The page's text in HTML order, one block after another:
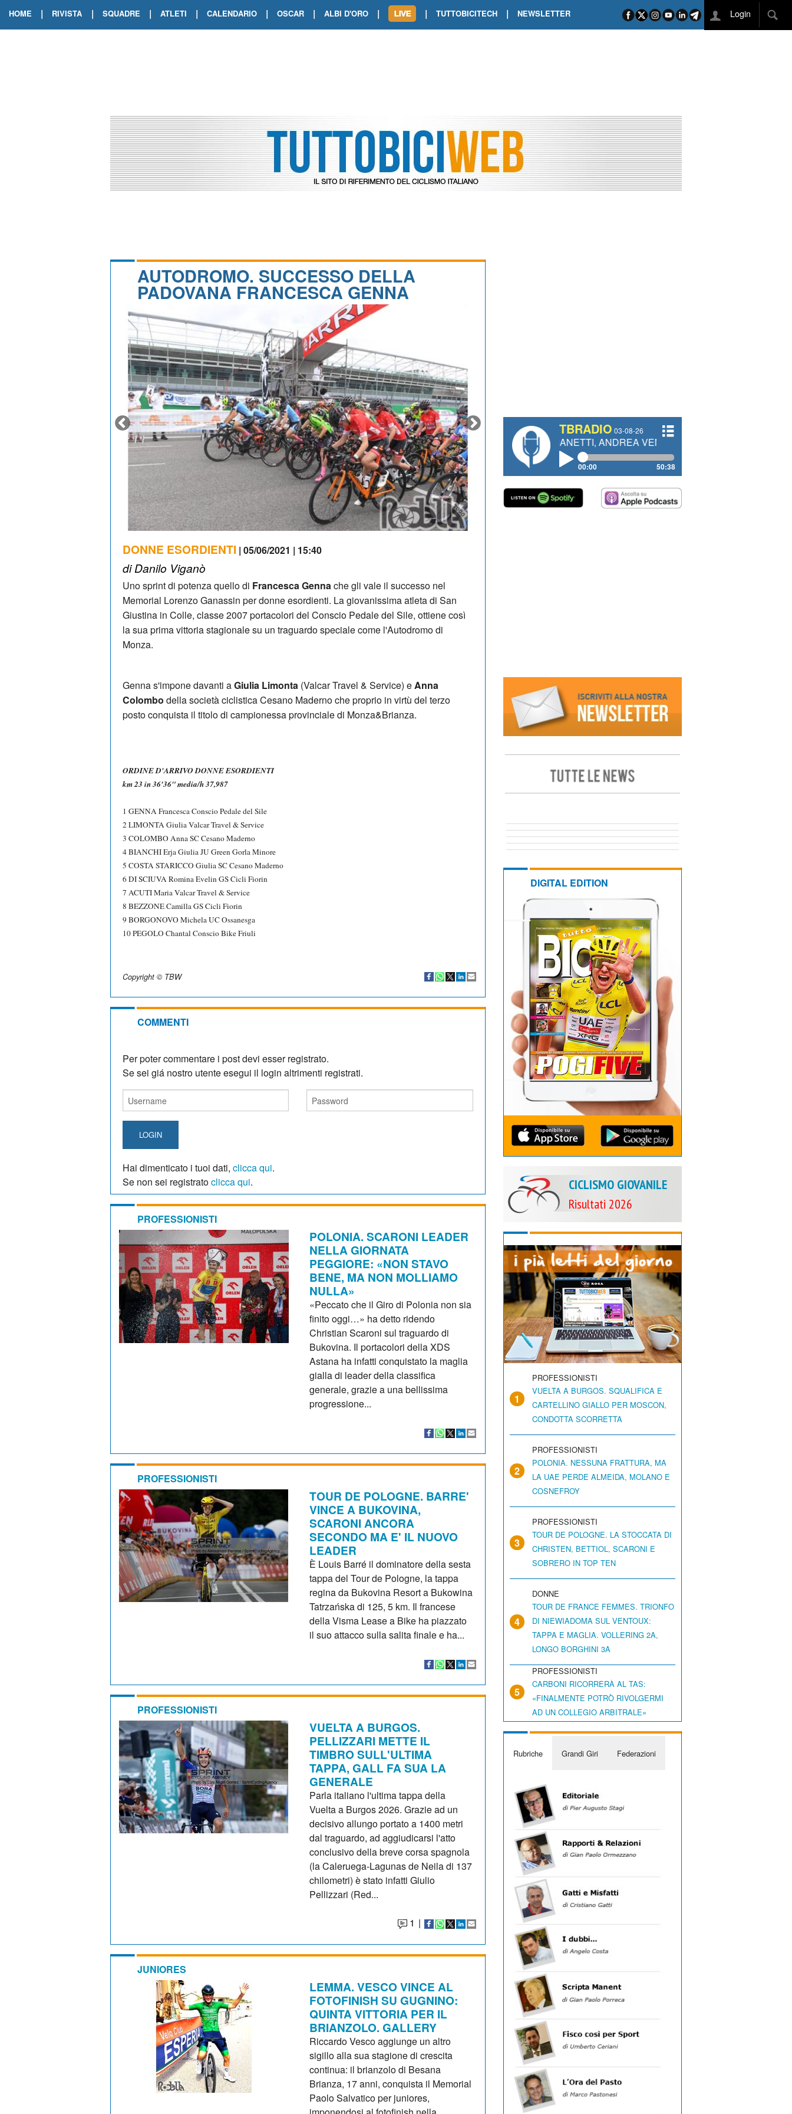
HOME | RIVISTA | SQUADRE | ATLETI | CALENDARIO | OSCAR | ALBI D'ORO |
TOUR DE FRANCE. ORCIERES-MERLETTE INCORONA CARAPAZ
TOUR DE FRANCE. A VOIRON TRIONFO DI PHILIPSEN SU SCHMID E KOOIJ
| TUTTOBICITECH | NEWSLETTER Login
AUTODROMO. SUCCESSO DELLA
PADOVANA FRANCESCA GENNA
DONNE ESORDIENTI | 05/06/2021 | 15:40
di Danilo Viganò
Uno sprint di potenza quello di Francesca Gennache gli vale il successo nel
Memorial Lorenzo Ganassin per donne esordienti. La giovanissima atleta di San
Giustina in Colle, classe 2007 portacolori del Conscio Pedale del Sile, ottiene così
la sua prima vittoria stagionale su un traguardo speciale come l'Autodromo di
Monza.
Genna s'impone davanti aGiulia Limonta (Valcar Travel & Service) eAnna
Colombo della società ciclistica Cesano Maderno che proprio in virtù del terzo
posto conquista il titolo di campionessa provinciale di Monza&Brianza.
ORDINE D'ARRIVO DONNE ESORDIENTI
km 23 in 36'36" media/h 37,987
1 GENNA Francesca Conscio Pedale del Sile
2 LIMONTA Giulia Valcar Travel & Service
3 COLOMBO Anna SC Cesano Maderno
4 BIANCHI Erja Giulia JU Green Gorla Minore
5 COSTA STARICCO Giulia SC Cesano Maderno
6 DI SCIUVA Romina Evelin GS Cicli Fiorin
7 ACUTI Maria Valcar Travel & Service
8 BEZZONE Camilla GS Cicli Fiorin
9 BORGONOVO Michela UC Ossanesga
10 PEGOLO Chantal Conscio Bike Friuli
Copyright © TBW
COMMENTI
Per poter commentare i post devi esser registrato.
Se sei giá nostro utente esegui il login altrimenti registrati.
LOGIN
Hai dimenticato i tuoi dati, clicca qui.
Se non sei registratoclicca qui.
PROFESSIONISTI
POLONIA. SCARONI LEADER
NELLA GIORNATA
PEGGIORE: «NON STAVO
BENE, MA NON MOLLIAMO
NULLA»
«Peccato che il Giro di Polonia non sia
finito oggi…» ha detto ridendo
Christian Scaroni sul traguardo di
Bukovina. Il portacolori della XDS
Astana ha infatti conquistato la maglia
gialla di leader della classifica
generale, grazie a una bellissima
progressione...
PROFESSIONISTI
TOUR DE POLOGNE. BARRE'
VINCE A BUKOVINA,
SCARONI ANCORA
SECONDO MA E' IL NUOVO
LEADER
È Louis Barré il dominatore della sesta
tappa del Tour de Pologne, la tappa
regina da Bukovina Resort a Bukowina
Tatrzańska di 125, 5 km. Il francese
della Visma Lease a Bike ha piazzato
il suo attacco sulla salita finale e ha...
PROFESSIONISTI
VUELTA A BURGOS.
PELLIZZARI METTE IL
TIMBRO SULL'ULTIMA
TAPPA, GALL FA SUA LA
GENERALE
Parla italiano l'ultima tappa della
Vuelta a Burgos 2026. Grazie ad un
decisivo allungo portato a 1400 metri
dal traguardo, ad aggiudicarsi l'atto
conclusivo della breve corsa spagnola
(la Caleruega-Lagunas de Neila di 137
chilometri) è stato infatti Giulio
Pellizzari (Red...
1 |
JUNIORES
LEMMA. VESCO VINCE AL
FOTOFINISH SU GUGNINO:
QUINTA VITTORIA PER IL
BRIANZOLO. GALLERY
Riccardo Vesco aggiunge un altro
sigillo alla sua stagione di crescita
continua: il brianzolo di Besana
Brianza, 17 anni, conquista il Memorial
Paolo Salvatico per juniores,
TBRADIO 03-08-26
#334 CHARLY WEGELIUS, MAURO GIANETTI, ANDREA VENDRAME, FILIPPO FIORELLI
00:00 50:38
DIGITAL EDITION
CICLISMO GIOVANILE
Risultati 2026
1
PROFESSIONISTI
VUELTA A BURGOS. SQUALIFICA E
CARTELLINO GIALLO PER MOSCON,
CONDOTTA SCORRETTA
2
PROFESSIONISTI
POLONIA. NESSUNA FRATTURA, MA
LA UAE PERDE ALMEIDA, MOLANO E
COSNEFROY
3
PROFESSIONISTI
TOUR DE POLOGNE. LA STOCCATA DI
CHRISTEN, BETTIOL, SCARONI E
SOBRERO IN TOP TEN
4
DONNE
TOUR DE FRANCE FEMMES. TRIONFO
DI NIEWIADOMA SUL VENTOUX:
TAPPA E MAGLIA. VOLLERING 2A,
LONGO BORGHINI 3A
5
PROFESSIONISTI
CARBONI RICORRERÀ AL TAS:
«FINALMENTE POTRÒ RIVOLGERMI
AD UN COLLEGIO ARBITRALE»
Rubriche Grandi Giri Federazioni